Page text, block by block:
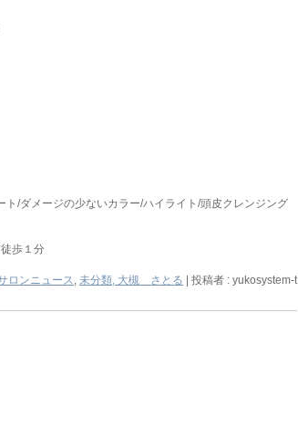
/ダメージの少ないカラー/ハイライト/頭皮クレンジング
歩１分
ロンニュース, 未分類, 大槻 さとる 投稿者 : yukosystem-t